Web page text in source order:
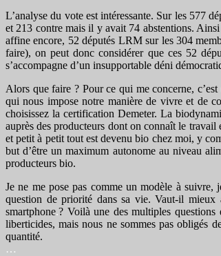
L’analyse du vote est intéressante. Sur les 577
et 213 contre mais il y avait 74 abstentions.
affine encore, 52 députés LRM sur les 304
faire), on peut donc considérer que ces 52
s’accompagne d’un insupportable déni
Alors que faire ? Pour ce qui me concerne,
qui nous impose notre manière de vivre et de
choisissez la certification Demeter. La
auprès des producteurs dont on connaît le
et petit à petit tout est devenu bio chez moi, y
but d’être un maximum autonome au niveau
producteurs bio.
Je ne me pose pas comme un modèle à suivre,
question de priorité dans sa vie. Vaut-il mieux
smartphone.? Voilà une des multiples
liberticides, mais nous ne sommes pas obligés
quantité.
…